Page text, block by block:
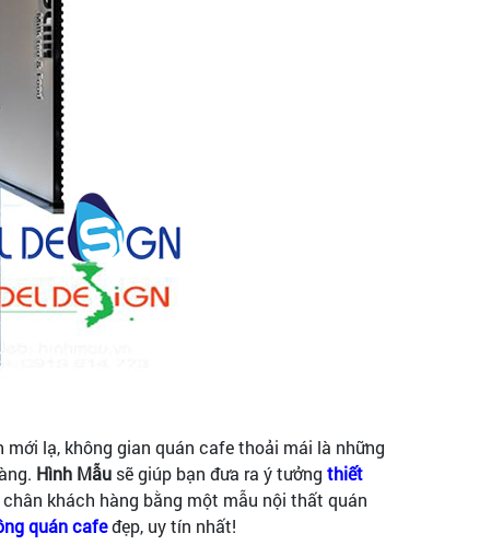
lạ, không gian quán cafe thoải mái là những
Hình Mẫu sẽ giúp bạn đưa ra ý tưởng thiết
khách hàng bằng một mẫu nội thất quán
quán cafeđẹp, uy tín nhất!